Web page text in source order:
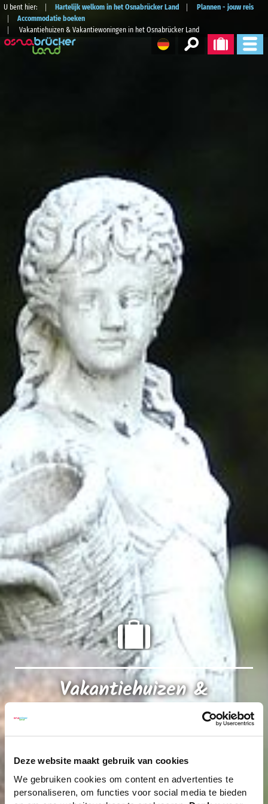
Deze website maakt gebruik van cookies
We gebruiken cookies om content en advertenties te
personaliseren, om functies voor social media te bieden
U bent hier: Hartelijk welkom in het Osnabrücker Land
Plannen - jouw reis
Accommodatie boeken
Vakantiehuizen & Vakantiewoningen in het Osnabrücker Land
Vakantiehuizen &
Vakantiewoningen in het
Osnabrücker Land